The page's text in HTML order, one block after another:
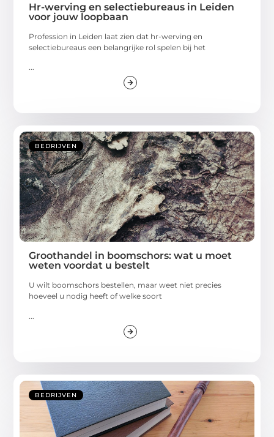
Hr-werving en selectiebureaus in Leiden
voor jouw loopbaan
Profession in Leiden laat zien dat hr-werving en
selectiebureaus een belangrijke rol spelen bij het
...
BEDRIJVEN
Groothandel in boomschors: wat u moet
weten voordat u bestelt
U wilt boomschors bestellen, maar weet niet precies
hoeveel u nodig heeft of welke soort
BEDRIJVEN